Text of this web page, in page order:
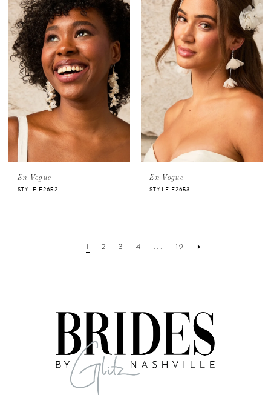
En Vogue
STYLE E2652
En Vogue
STYLE E2653
1 2 3 4 ... 19